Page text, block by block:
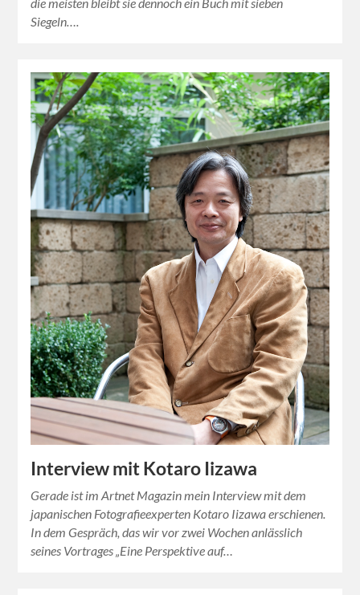
Siegeln….
Interview mit Kotaro Iizawa
Gerade ist im Artnet Magazin mein Interview mit dem
japanischen Fotografieexperten Kotaro Iizawa erschienen.
In dem Gespräch, das wir vor zwei Wochen anlässlich
seines Vortrages „Eine Perspektive auf…